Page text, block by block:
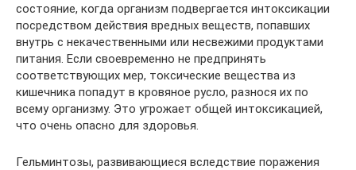
состояние, когда организм подвергается интоксикации
посредством действия вредных веществ, попавших
внутрь с некачественными или несвежими продуктами
питания. Если своевременно не предпринять
соответствующих мер, токсические вещества из
кишечника попадут в кровяное русло, разнося их по
всему организму. Это угрожает общей интоксикацией,
что очень опасно для здоровья.
Гельминтозы, развивающиеся вследствие поражения